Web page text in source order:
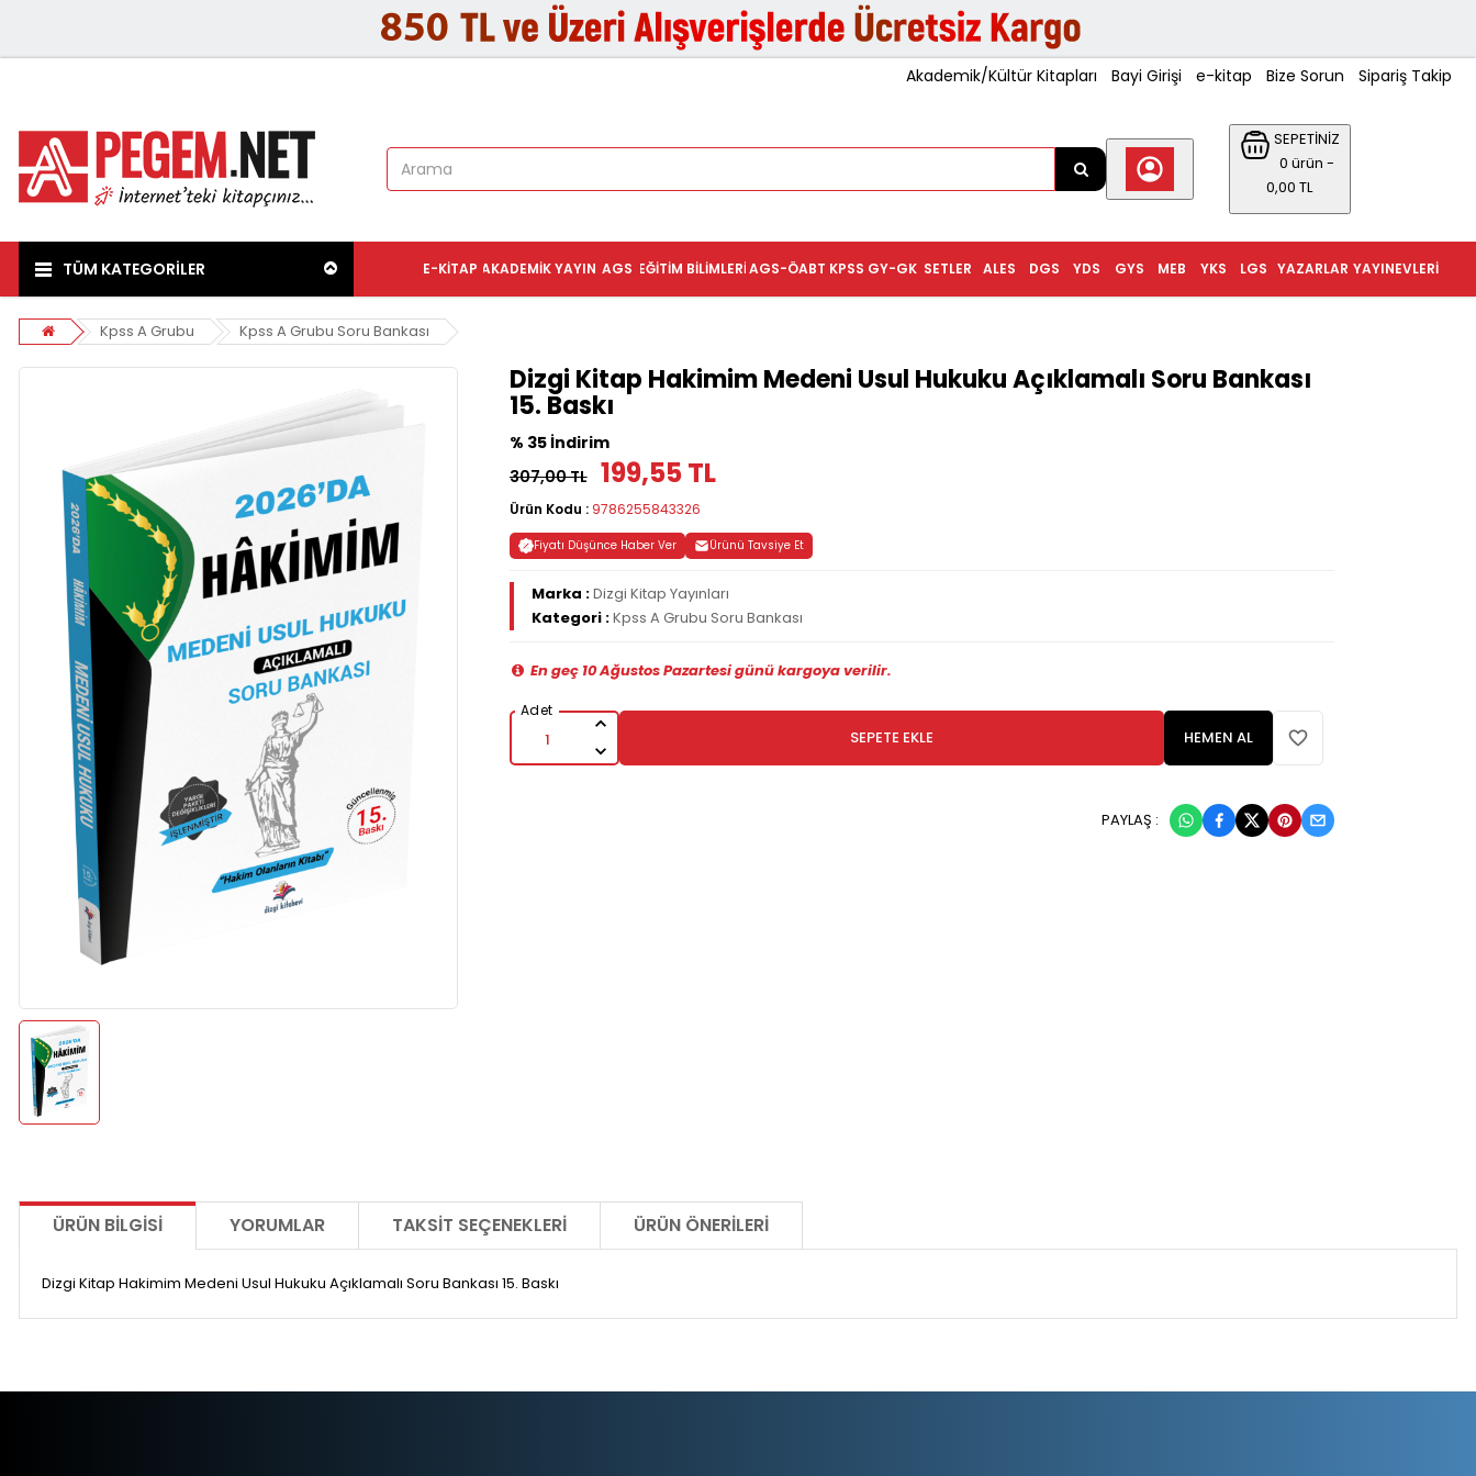
Akademik/Kültür Kitapları Bayi Girişi e-kitap Bize Sorun Sipariş Takip
SEPETİNİZ
0 ürün -
0,00 TL
TÜM KATEGORİLER YAYINEVLERI
YAZARLAR
LGS
YKS
MEB
GYS
YDS
DGS
ALES
SETLER
KPSS GY-GK
AGS-ÖABT
EĞITIM BILIMLERI
AGS
AKADEMIK YAYIN
E-KITAP
Kpss A Grubu Kpss A Grubu Soru Bankası
Dizgi Kitap Hakimim Medeni Usul Hukuku Açıklamalı Soru Bankası
15. Baskı
% 35 İndirim
307,00 TL
199,55 TL
Ürün Kodu : 9786255843326
Fiyatı Düşünce Haber Ver Ürünü Tavsiye Et
Marka :Dizgi Kitap Yayınları
Kategori :Kpss A Grubu Soru Bankası
En geç 10 Ağustos Pazartesi günü kargoya verilir.
SEPETE EKLE HEMEN AL
PAYLAŞ :
ÜRÜN BILGISI YORUMLAR TAKSIT SEÇENEKLERI ÜRÜN ÖNERILERI
Dizgi Kitap Hakimim Medeni Usul Hukuku Açıklamalı Soru Bankası 15. Baskı